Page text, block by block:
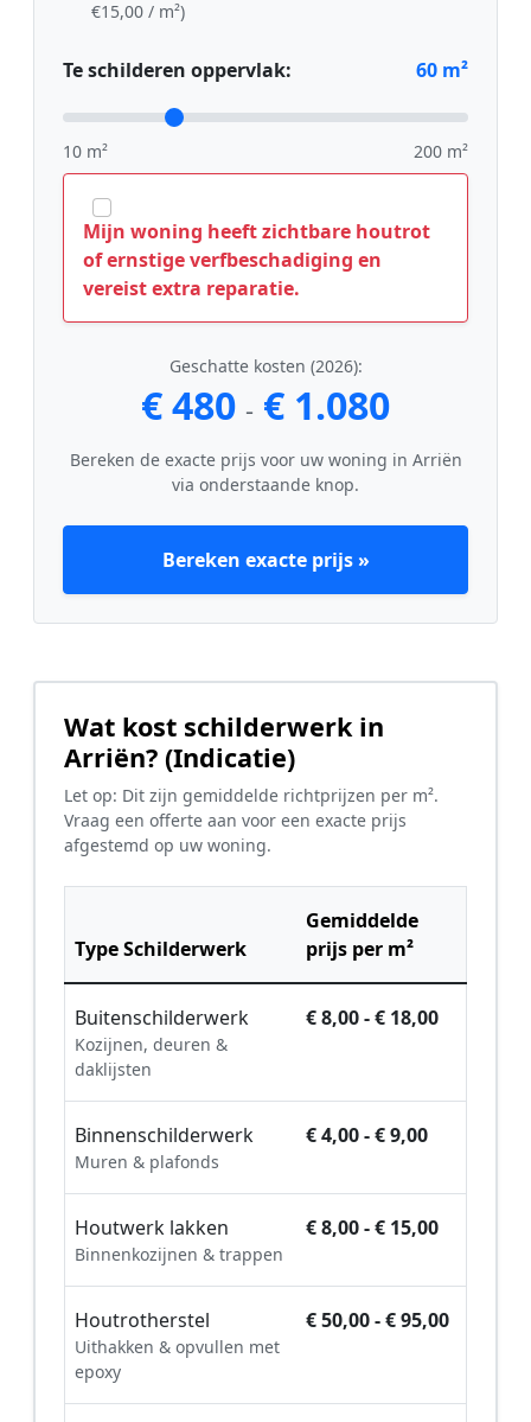
€15,00 / m²)
Te schilderen oppervlak: 60 m²
10 m² 200 m²
Mijn woning heeft zichtbare houtrot
of ernstige verfbeschadiging en
vereist extra reparatie.
Geschatte kosten (2026):
€ 480 - € 1.080
Bereken de exacte prijs voor uw woning in Arriën
via onderstaande knop.
Bereken exacte prijs »
Wat kost schilderwerk in
Arriën? (Indicatie)
Let op: Dit zijn gemiddelde richtprijzen per m².
Vraag een offerte aan voor een exacte prijs
afgestemd op uw woning.
Type Schilderwerk
Gemiddelde
prijs per m²
Buitenschilderwerk
Kozijnen, deuren &
daklijsten
€ 8,00 - € 18,00
Binnenschilderwerk
Muren & plafonds
€ 4,00 - € 9,00
Houtwerk lakken
Binnenkozijnen & trappen
€ 8,00 - € 15,00
Houtrotherstel
Uithakken & opvullen met
epoxy
€ 50,00 - € 95,00